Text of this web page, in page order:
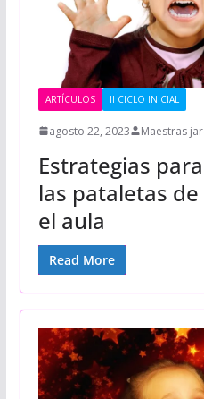
ARTÍCULOS II CICLO INICIAL
agosto 22, 2023 Maestras
Estrategias
las pataletas
el aula
Read More